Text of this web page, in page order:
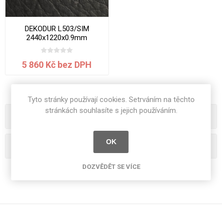
DEKODUR L503/SIM
2440x1220x0.9mm
5 860 Kč bez DPH
Tyto stránky používají cookies. Setrváním na těchto
stránkách souhlasíte s jejich používáním.
OK
DOZVĚDĚT SE VÍCE